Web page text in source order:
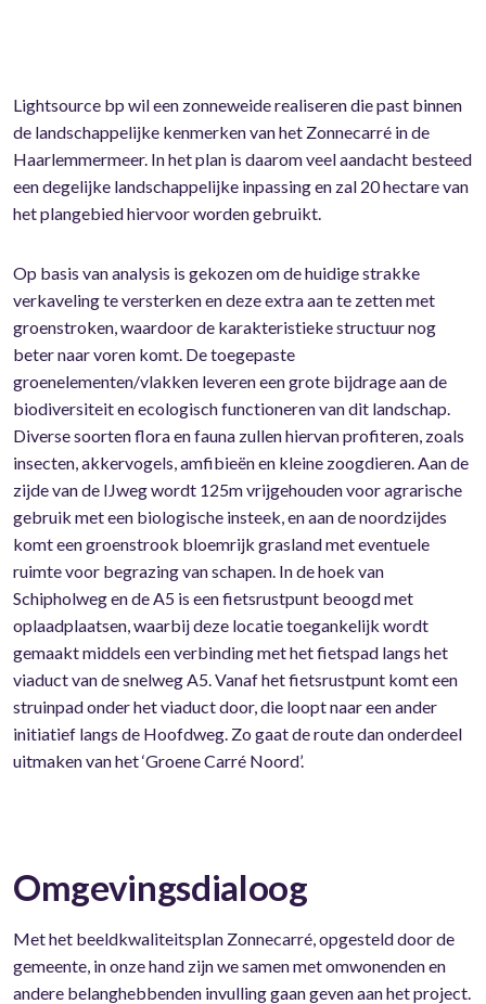
Lightsource bp wil een zonneweide realiseren die past binnen
de landschappelijke kenmerken van het Zonnecarré in de
Haarlemmermeer. In het plan is daarom veel aandacht besteed
een degelijke landschappelijke inpassing en zal 20 hectare van
het plangebied hiervoor worden gebruikt.
Op basis van analysis is gekozen om de huidige strakke
verkaveling te versterken en deze extra aan te zetten met
groenstroken, waardoor de karakteristieke structuur nog
beter naar voren komt. De toegepaste
groenelementen/vlakken leveren een grote bijdrage aan de
biodiversiteit en ecologisch functioneren van dit landschap.
Diverse soorten flora en fauna zullen hiervan profiteren, zoals
insecten, akkervogels, amfibieën en kleine zoogdieren. Aan de
zijde van de IJweg wordt 125m vrijgehouden voor agrarische
gebruik met een biologische insteek, en aan de noordzijdes
komt een groenstrook bloemrijk grasland met eventuele
ruimte voor begrazing van schapen. In de hoek van
Schipholweg en de A5 is een fietsrustpunt beoogd met
oplaadplaatsen, waarbij deze locatie toegankelijk wordt
gemaakt middels een verbinding met het fietspad langs het
viaduct van de snelweg A5. Vanaf het fietsrustpunt komt een
struinpad onder het viaduct door, die loopt naar een ander
initiatief langs de Hoofdweg. Zo gaat de route dan onderdeel
uitmaken van het ‘Groene Carré Noord’.
Omgevingsdialoog
Met het beeldkwaliteitsplan Zonnecarré, opgesteld door de
gemeente, in onze hand zijn we samen met omwonenden en
andere belanghebbenden invulling gaan geven aan het project.